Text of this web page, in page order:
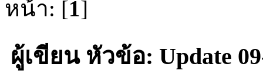
หน้า: [1]
ผู้เขียนหัวข้อ: Update